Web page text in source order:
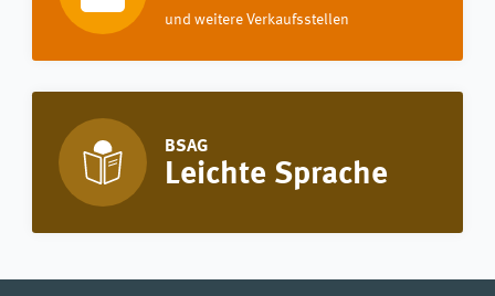
und weitere Verkaufsstellen
BSAG
Leichte Sprache